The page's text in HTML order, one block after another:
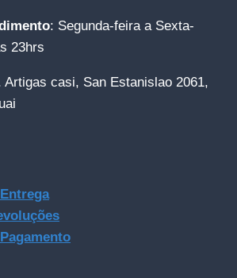
: Segunda-feira a Sexta-
23hrs
Artigas casi, San Estanislao 2061,